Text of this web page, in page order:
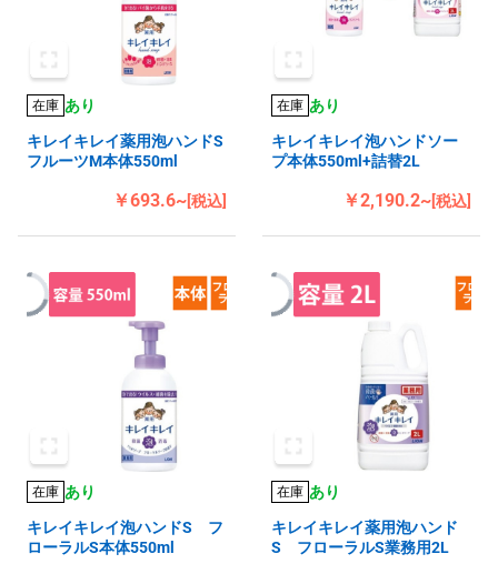
在庫 あり
キレイキレイ薬用泡ハンドS
フルーツM本体550ml
￥693.6~[税込]
在庫 あり
キレイキレイ泡ハンドソー
プ本体550ml+詰替2L
￥2,190.2~[税込]
在庫 あり
キレイキレイ泡ハンドS フ
ローラルS本体550ml
在庫 あり
キレイキレイ薬用泡ハンド
S フローラルS業務用2L